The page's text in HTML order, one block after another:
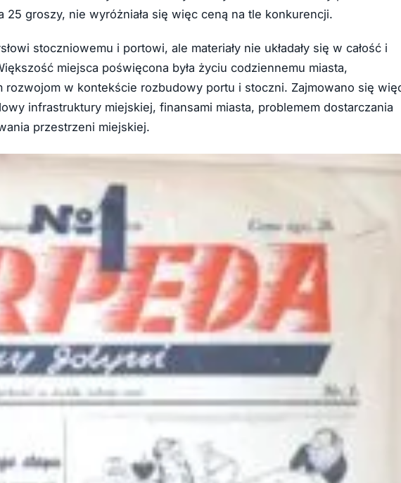
25 groszy, nie wyróżniała się więc ceną na tle konkurencji.
stoczniowemu i portowi, ale materiały nie układały się w całość i
miejsca poświęcona była życiu codziennemu miasta,
rozwojom w kontekście rozbudowy portu i stoczni. Zajmowano się
infrastruktury miejskiej, finansami miasta, problemem dostarczania
przestrzeni miejskiej.